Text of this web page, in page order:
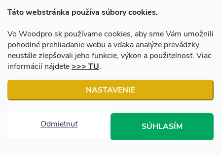
Táto webstránka používa súbory cookies.
Vo Woodpro.sk používame cookies, aby sme Vám umožnili
pohodlné prehliadanie webu a vďaka analýze prevádzky
neustále zlepšovali jeho funkcie, výkon a použiteľnosť. Viac
informácií nájdete>>> TU.
NASTAVENIE
Odmietnuť SÚHLASÍM
Facebook
Copyright 2026Woodpro.sk. Všetky práva vyhradené.Upraviť
nastavenie cookies